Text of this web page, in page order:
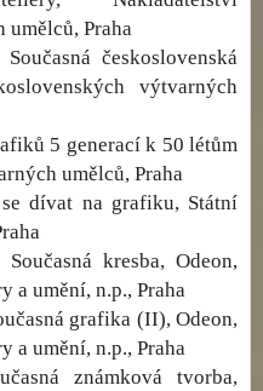
Praha
československá
výtvarných
5 generací k 50 létům
umělců, Praha
dívat na grafiku, Státní
kresba, Odeon,
a umění, n.p., Praha
grafika (II), Odeon,
a umění, n.p., Praha
známková tvorba,